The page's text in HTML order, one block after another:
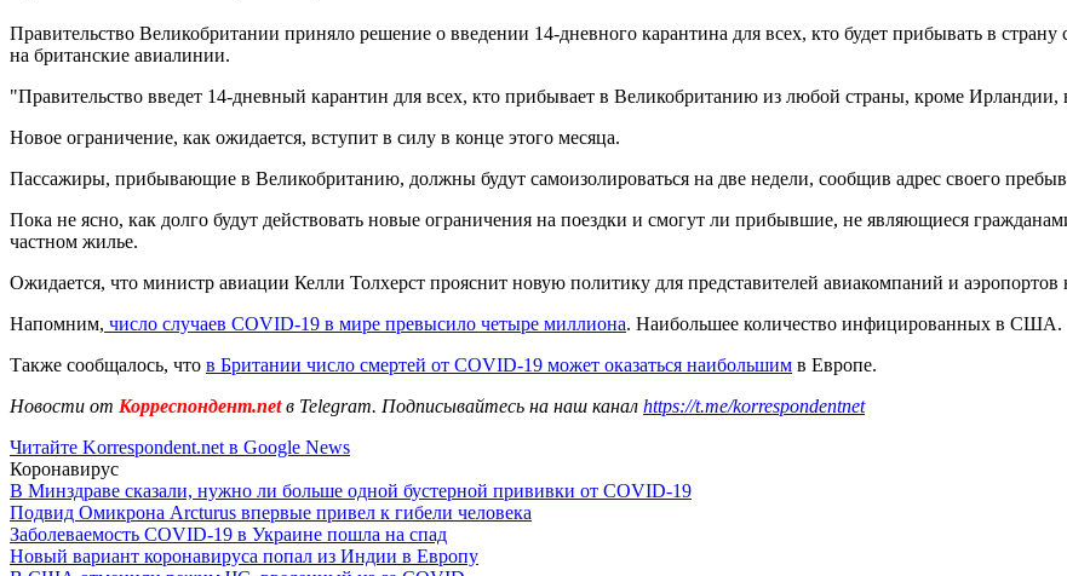
Правительство Великобритании приняло решение о введении 14-дневного карантина для всех, кто будет прибывать в
на британские авиалинии.
"Правительство введет 14-дневный карантин для всех, кто прибывает в Великобританию из любой страны, кроме
Новое ограничение, как ожидается, вступит в силу в конце этого месяца.
Пассажиры, прибывающие в Великобританию, должны будут самоизолироваться на две недели, сообщив адрес своего
Пока не ясно, как долго будут действовать новые ограничения на поездки и смогут ли прибывшие, не являющиеся
частном жилье.
Ожидается, что министр авиации Келли Толхерст прояснит новую политику для представителей авиакомпаний и
Напомним, число случаев COVID-19 в мире превысило четыре миллиона. Наибольшее количество инфицированных в США.
Также сообщалось, что в Британии число смертей от COVID-19 может оказаться наибольшим в Европе.
Новости от Корреспондент.netв Telegram. Подписывайтесь на наш канал https://t.me/korrespondentnet
Читайте Korrespondent.net в Google News
Коронавирус
В Минздраве сказали, нужно ли больше одной бустерной прививки от COVID-19
Подвид Омикрона Arcturus впервые привел к гибели человека
Заболеваемость COVID-19 в Украине пошла на спад
Новый вариант коронавируса попал из Индии в Европу